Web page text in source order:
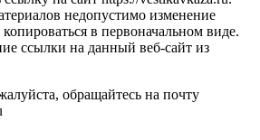
недопустимо изменение
в первоначальном виде.
ссылки на данный веб-сайт из
обращайтесь на почту